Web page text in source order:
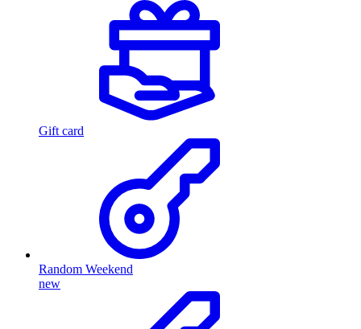
Gift card
Random Weekend
new